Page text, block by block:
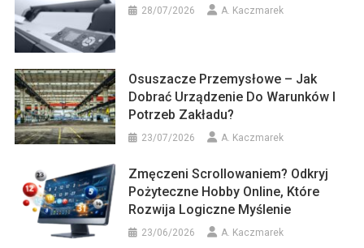
28/07/2026 A. Kaczmarek
Osuszacze Przemysłowe – Jak
Dobrać Urządzenie Do Warunków I
Potrzeb Zakładu?
23/07/2026 A. Kaczmarek
Zmęczeni Scrollowaniem? Odkryj
Pożyteczne Hobby Online, Które
Rozwija Logiczne Myślenie
23/06/2026 A. Kaczmarek